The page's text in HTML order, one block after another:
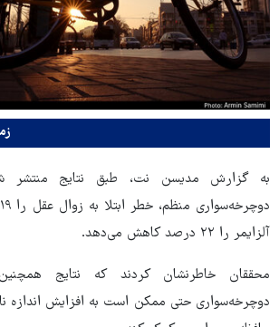
به گزارش مدیسن نت، طبق نتایج منتشر
آلزایمر را ۲۲ درصد کاهش می‌دهد.
محققان خاطرنشان کردند که نتایج
دوچرخه‌سواری حتی ممکن است به افزایش اندازه